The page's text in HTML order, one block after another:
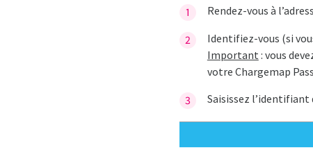
Rendez-vous à
Identifiez-vous (si
Important : vous
votre Chargemap
Saisissez l’identifiant